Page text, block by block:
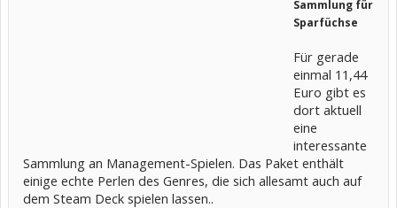
Sammlung für
Sparfüchse
Für gerade
einmal 11,44
Euro gibt es
dort aktuell
eine
interessante
Sammlung an Management-Spielen. Das Paket enthält
einige echte Perlen des Genres, die sich allesamt auch auf
dem Steam Deck spielen lassen..